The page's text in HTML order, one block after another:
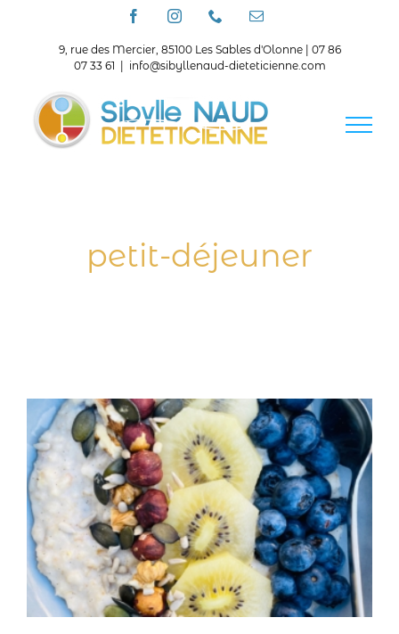
FacebookInstagramTéléphoneEmail
9, rue des Mercier, 85100 Les Sables d'Olonne | 07 86
07 33 61
info@sibyllenaud-dieteticienne.com
petit-déjeuner